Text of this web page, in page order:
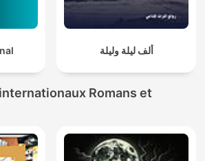
ألف ليلة وليلة
Romans et